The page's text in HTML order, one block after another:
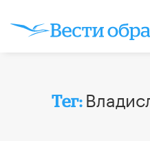
Тег: